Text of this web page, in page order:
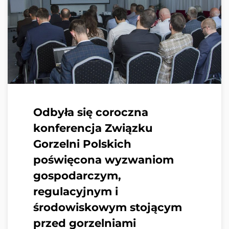
Odbyła się coroczna
konferencja Związku
Gorzelni Polskich
poświęcona wyzwaniom
gospodarczym,
regulacyjnym i
środowiskowym stojącym
przed gorzelniami
Treść wiadomości
Pole wymagane
Przeczytałem i zrozumiałem Politykę Prywatności
oraz Cookies oraz wyrażam zgodę na
przetwarzanie moich danych osobowych przez
Związek Gorzelni Polskich w celu udzielenia
odpowiedzi na wiadomość przesłaną za pomocą
formularza kontaktowego.